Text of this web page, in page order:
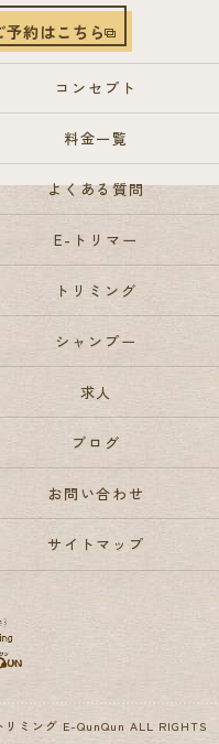
予約はこちら
コンセプト
料金一覧
よくある質問
E-トリマー
トリミング
シャンプー
求人
ブログ
お問い合わせ
サイトマップ
ミング E-QunQun ALL RIGHTS